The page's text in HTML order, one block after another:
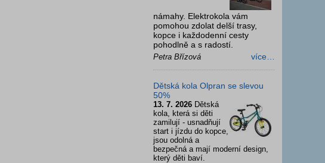
námahy. Elektrokola vám
pomohou zdolat delší trasy,
kopce i každodenní cesty
pohodlně a s radostí.
Petra Břízová více…
Dětská kola Olpran se slevou
50%
13. 7. 2026 Dětská
kola, která si děti
zamilují - usnadňují
start i jízdu do kopce,
jsou odolná a
bezpečná a mají moderní design,
který děti baví.